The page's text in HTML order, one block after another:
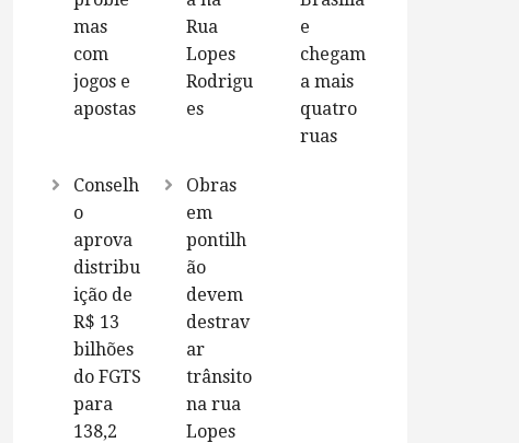
mas
com
jogos e
apostas
Rua
Lopes
Rodrigu
es
e
chegam
a mais
quatro
ruas
Conselh
o
aprova
distribu
ição de
R$ 13
bilhões
do FGTS
para
138,2
Obras
em
pontilh
ão
devem
destrav
ar
trânsito
na rua
Lopes